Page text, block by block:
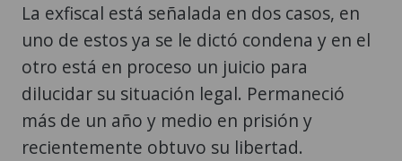
La exfiscal está señalada en dos casos, en
uno de estos ya se le dictó condena y en el
otro está en proceso un juicio para
dilucidar su situación legal. Permaneció
más de un año y medio en prisión y
recientemente obtuvo su libertad.